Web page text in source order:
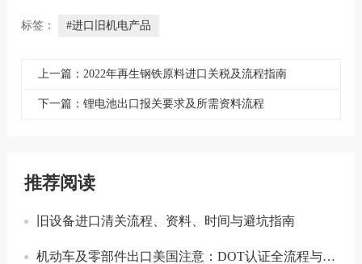
标签： #进口旧机电产品
上一篇：2022年再生钢铁原料进口关税及流程指南
下一篇：锂电池出口报关要求及所需资料流程
推荐阅读
旧设备进口清关流程、资料、时间与避坑指南
机动车及零部件出口美国注意：DOT认证全流程与合规要点详解